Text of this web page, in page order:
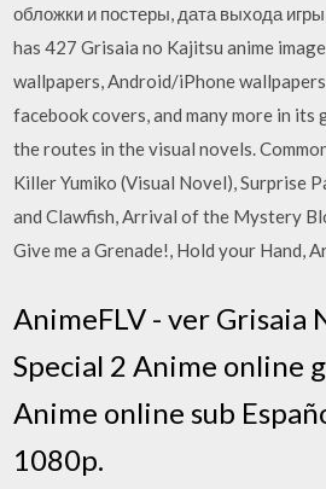
обложки и постеры, дата выхода
has 427 Grisaia no Kajitsu anime
wallpapers, Android/iPhone
facebook covers, and many more in its
the routes in the visual novels.
Killer Yumiko (Visual Novel), Surprise
and Clawfish, Arrival of the Mystery
Give me a Grenade!, Hold your Hand,
AnimeFLV - ver Grisaia
Special 2 Anime online
Anime online sub
1080p.